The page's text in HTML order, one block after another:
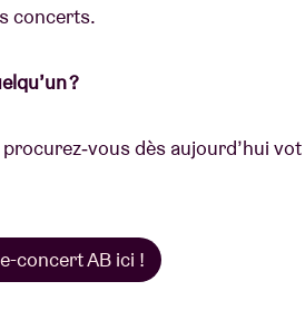
concerts.
?
dès aujourd’hui vot
concert AB ici !